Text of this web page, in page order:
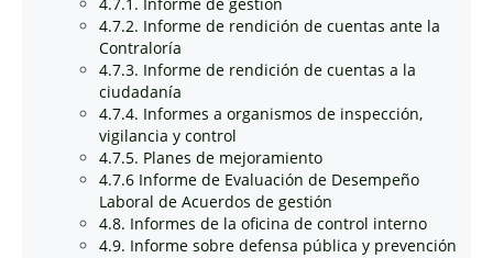
4.7.2. Informe de rendición de cuentas ante la
Contraloría
4.7.3. Informe de rendición de cuentas a la
ciudadanía
4.7.4. Informes a organismos de inspección,
vigilancia y control
4.7.5. Planes de mejoramiento
4.7.6 Informe de Evaluación de Desempeño
Laboral de Acuerdos de gestión
4.8. Informes de la oficina de control interno
4.9. Informe sobre defensa pública y prevención